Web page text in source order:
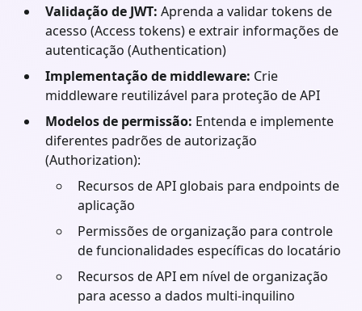
Validação de JWT: Aprenda a validar tokens de
acesso (Access tokens) e extrair informações de
autenticação (Authentication)
Implementação de middleware: Crie
middleware reutilizável para proteção de API
Modelos de permissão: Entenda e implemente
diferentes padrões de autorização
(Authorization):
Recursos de API globais para endpoints de
aplicação
Permissões de organização para controle
de funcionalidades específicas do locatário
Recursos de API em nível de organização
para acesso a dados multi-inquilino